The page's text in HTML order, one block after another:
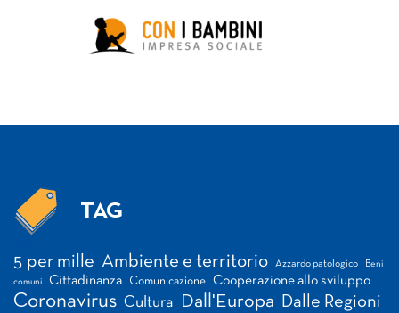
TAG
5 per mille Ambiente e territorio Azzardo patologico Beni
comuni Cittadinanza Comunicazione Cooperazione allo sviluppo
Coronavirus Cultura Dall'Europa Dalle Regioni